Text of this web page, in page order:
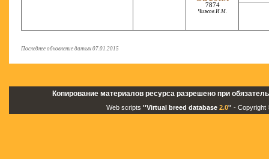
7874
Чижов И.М.
Последнее обновление данных 07.01.2015
Копирование материалов ресурса разрешено при
Web scripts ''Virtual breed database 2.0'' - Copyright